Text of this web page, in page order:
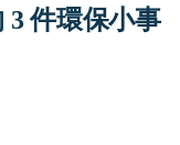
件環保小事